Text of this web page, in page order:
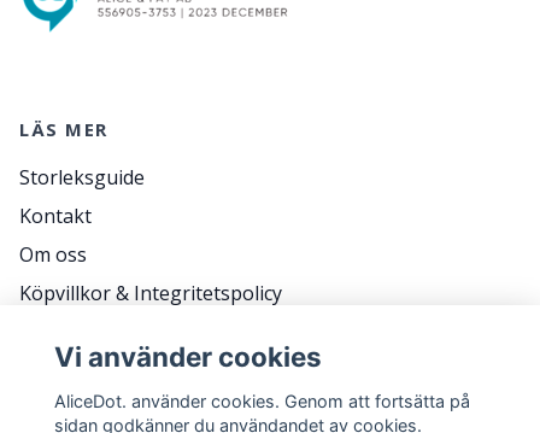
LÄS MER
Storleksguide
Kontakt
Om oss
Köpvillkor & Integritetspolicy
Frågor & svar
Vi använder cookies
AliceDot. använder cookies. Genom att fortsätta på
sidan godkänner du användandet av cookies.